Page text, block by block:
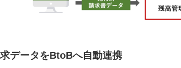
データをBtoBへ自動連携